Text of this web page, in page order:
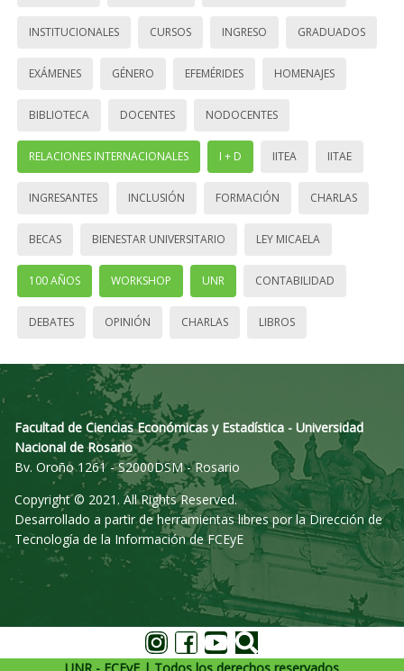
INSTITUCIONALES CURSOS INGRESO GRADUADOS
EXÁMENES GÉNERO EFEMÉRIDES HOMENAJES
BIBLIOTECA DOCENTES NODOCENTES
RELACIONES INTERNACIONALES I + D IITEA IITAE
INGRESANTES INCLUSIÓN FORMACIÓN CHARLAS
BECAS BIENESTAR UNIVERSITARIO LEY MICAELA
100 AÑOS WORKSHOP UNR CONTABILIDAD
DEBATES OPINIÓN CHARLAS LIBROS
Facultad de Ciencias Económicas y Estadística - Universidad
Nacional de Rosario
Bv. Oroño 1261 - S2000DSM - Rosario
Copyright © 2021. All Rights Reserved.
Desarrollado a partir de herramientas libres por la Dirección de
Tecnología de la Información de FCEyE